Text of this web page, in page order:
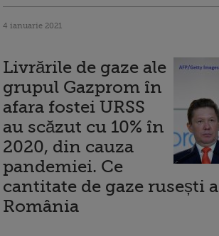
4 ianuarie 2021
Livrările de gaze ale
grupul Gazprom în
afara fostei URSS
au scăzut cu 10% în
2020, din cauza
pandemiei. Ce
cantitate de gaze rusești
România